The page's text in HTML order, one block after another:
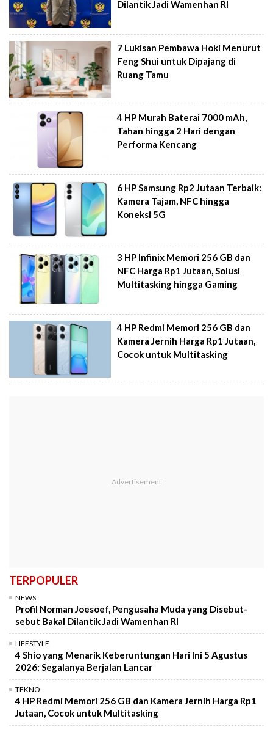
Dilantik Jadi Wamenhan RI
7 Lukisan Pembawa Hoki Menurut
Feng Shui untuk Dipajang di
Ruang Tamu
4 HP Murah Baterai 7000 mAh,
Tahan hingga 2 Hari dengan
Performa Kencang
6 HP Samsung Rp2 Jutaan Terbaik:
Kamera Tajam, NFC hingga
Koneksi 5G
3 HP Infinix Memori 256 GB dan
NFC Harga Rp1 Jutaan, Solusi
Multitasking hingga Gaming
4 HP Redmi Memori 256 GB dan
Kamera Jernih Harga Rp1 Jutaan,
Cocok untuk Multitasking
TERPOPULER
NEWS
Profil Norman Joesoef, Pengusaha Muda yang Disebut-
sebut Bakal Dilantik Jadi Wamenhan RI
LIFESTYLE
4 Shio yang Menarik Keberuntungan Hari Ini 5 Agustus
2026: Segalanya Berjalan Lancar
TEKNO
4 HP Redmi Memori 256 GB dan Kamera Jernih Harga Rp1
Jutaan, Cocok untuk Multitasking